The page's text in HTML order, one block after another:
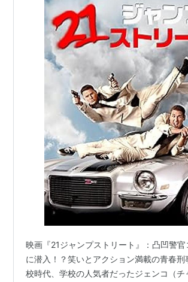
映画『21ジャンプストリート』：凸凹警官
に潜入！？笑いとアクション満載の青春刑
校時代、学校の人気者だったジェンコ（チ